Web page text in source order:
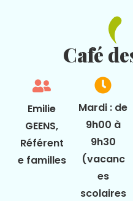
Café
Emilie
GEENS,
Référent
e familles
Mardi : de
9h00 à
9h30
(vacanc
es
scolaires